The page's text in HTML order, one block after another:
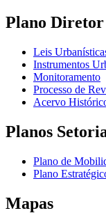
Plano Diretor
Leis
Instrumentos
Monitoramento
Processo de
Acervo
Planos
Plano de
Plano
Mapas